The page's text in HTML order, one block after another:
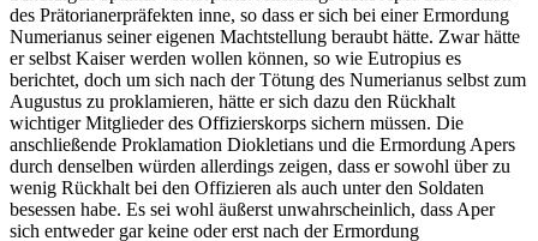
des Prätorianerpräfekten inne, so dass er sich bei einer Ermordung
Numerianus seiner eigenen Machtstellung beraubt hätte. Zwar hätte
er selbst Kaiser werden wollen können, so wie Eutropius es
berichtet, doch um sich nach der Tötung des Numerianus selbst zum
Augustus zu proklamieren, hätte er sich dazu den Rückhalt
wichtiger Mitglieder des Offizierskorps sichern müssen. Die
anschließende Proklamation Diokletians und die Ermordung Apers
durch denselben würden allerdings zeigen, dass er sowohl über zu
wenig Rückhalt bei den Offizieren als auch unter den Soldaten
besessen habe. Es sei wohl äußerst unwahrscheinlich, dass Aper
sich entweder gar keine oder erst nach der Ermordung